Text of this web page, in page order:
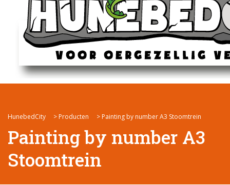
HunebedCity > Producten > Painting by number A3 Stoomtrein
Painting by number A3
Stoomtrein